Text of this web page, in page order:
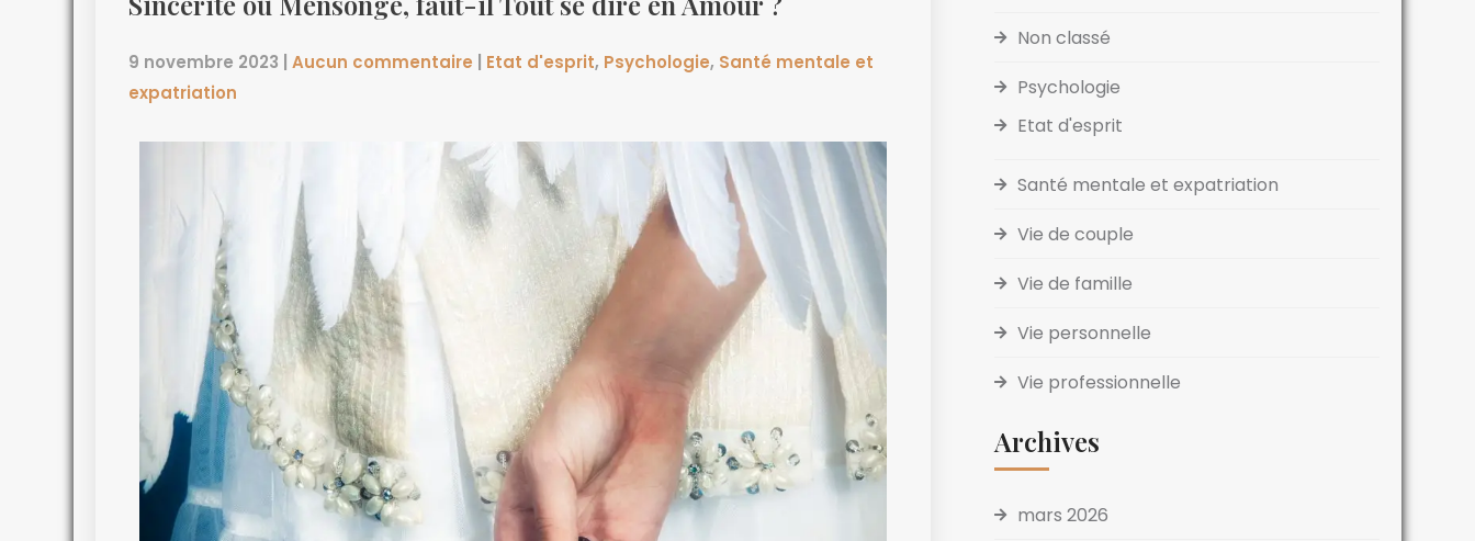
9 novembre 2023 Aucun commentaire Etat d'esprit, Psychologie, Santé mentale et
expatriation
Non classé
Psychologie
Etat d'esprit
Santé mentale et expatriation
Vie de couple
Vie de famille
Vie personnelle
Vie professionnelle
Archives
mars 2026